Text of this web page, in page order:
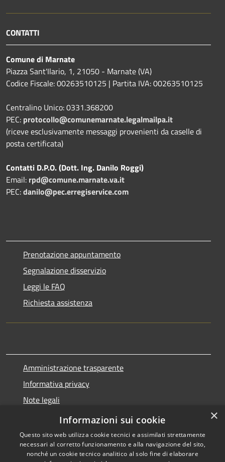
CONTATTI
Comune di Marnate
Piazza Sant'Ilario, 1, 21050 - Marnate (VA)
Codice Fiscale: 00263510125 | Partita IVA: 00263510125
Centralino Unico: 0331.368200
PEC: protocollo@comunemarnate.legalmailpa.it
(riceve esclusivamente messaggi provenienti da caselle di
posta certificata)
Contatti D.P.O. (Dott. Ing. Danilo Roggi)
Email: rpd@comune.marnate.va.it
PEC:danilo@pec.erregiservice.com
Prenotazione appuntamento
Segnalazione disservizio
Leggi le FAQ
Richiesta assistenza
Amministrazione trasparente
Informativa privacy
Note legali
Dichiarazione di accessibilità
×
Informazioni sui cookie
Questo sito web utilizza cookie tecnici e assimilati strettamente
necessari al corretto funzionamento e alla navigazione del sito,
nonché un cookie tecnico analitico al solo fine di elaborare